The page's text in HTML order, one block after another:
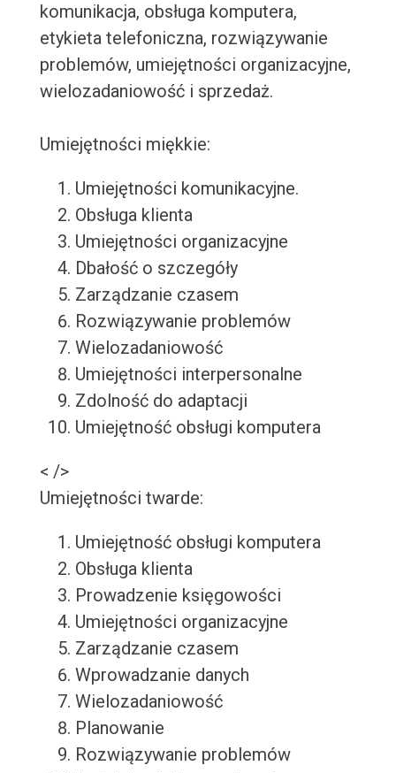
komunikacja, obsługa komputera,
etykieta telefoniczna, rozwiązywanie
problemów, umiejętności organizacyjne,
wielozadaniowość i sprzedaż.
Umiejętności miękkie:
Umiejętności komunikacyjne.
Obsługa klienta
Umiejętności organizacyjne
Dbałość o szczegóły
Zarządzanie czasem
Rozwiązywanie problemów
Wielozadaniowość
Umiejętności interpersonalne
Zdolność do adaptacji
Umiejętność obsługi komputera
< />
Umiejętności twarde:
Umiejętność obsługi komputera
Obsługa klienta
Prowadzenie księgowości
Umiejętności organizacyjne
Zarządzanie czasem
Wprowadzanie danych
Wielozadaniowość
Planowanie
Rozwiązywanie problemów